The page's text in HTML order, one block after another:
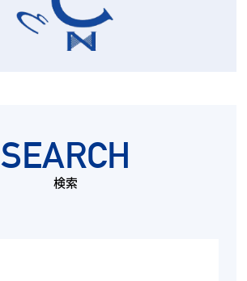
SEARCH
検索